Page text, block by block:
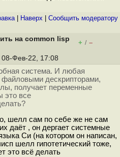
| Наверх Cообщить модератору
на common lisp
+ / –
08-Фев-22, 17:08
система. И любая
файловыми дескрипторами,
получает переменные
это все
шелл сам по себе же не сам
даёт , он дергает системные
Си (на котором он написан,
шелл гипотетический тоже,
это всё делать